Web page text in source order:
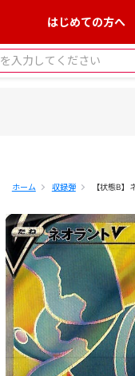
はじめての方へ
ホーム 収録弾 【状態B】